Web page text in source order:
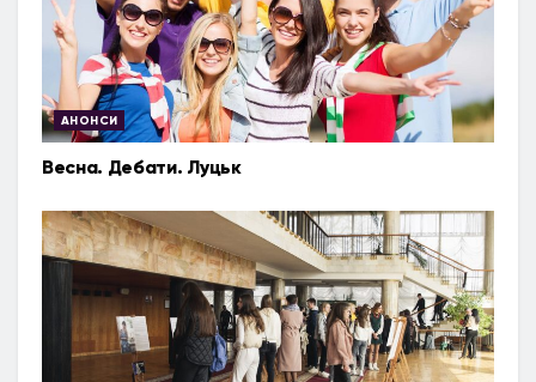
АНОНСИ
Весна. Дебати. Луцьк